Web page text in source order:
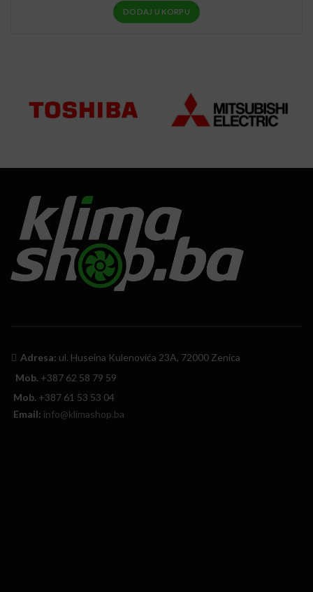
DODAJ U KORPU
Adresa: ul. Huseina Kulenovića 23A, 72000 Zenica
Mob. +387 62 58 79 59
Mob. +387 61 53 53 04
Email: info@klimashop.ba